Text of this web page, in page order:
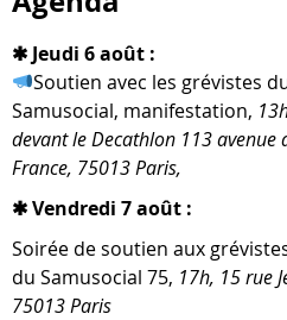
✱ Jeudi 6 août :
Soutien avec les gré­vistes
Samusocial, mani­fes­ta­tion,
devant le Decathlon 113 ave­nue
France, 75013 Paris,
✱ Vendredi 7 août :
Soirée de sou­tien aux
du Samusocial 75, 17h, 15 rue
75013 Paris